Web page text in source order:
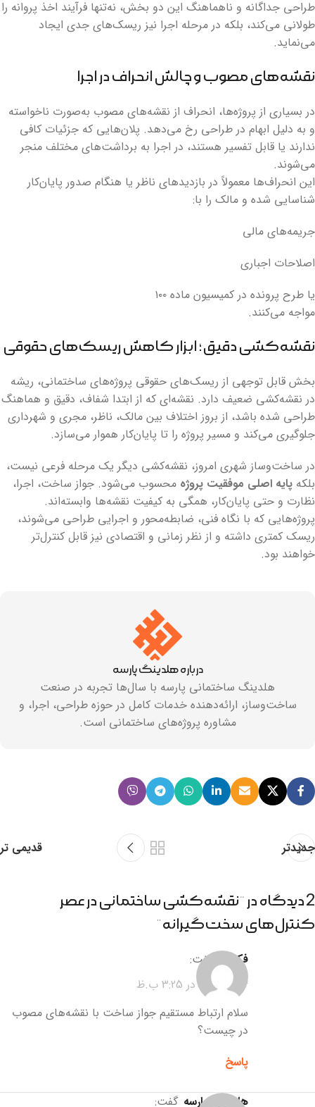
طراحی جداگانه و ناهماهنگ این دو بخش، نه‌تنها فرآیند اخذ پروانه را
طولانی می‌کند، بلکه در مرحله اجرا نیز ریسک‌های جدی ایجاد
می‌نماید.
نقشه‌های مصوب و چالش انحراف در اجرا
در بسیاری از پروژه‌ها، انحراف از نقشه‌های مصوب به‌صورت ناخواسته
و به دلیل ابهام در طراحی رخ می‌دهد. پلان‌هایی که جزئیات کافی
ندارند یا قابل تفسیر هستند، در اجرا به برداشت‌های مختلف منجر
می‌شوند.
این انحراف‌ها معمولاً در بازدیدهای ناظر یا هنگام صدور پایان‌کار
شناسایی شده و مالک را با:
جریمه‌های مالی
اصلاحات اجباری
یا طرح پرونده در کمیسیون ماده ۱۰۰
مواجه می‌کنند.
نقشه‌کشی دقیق؛ ابزار کاهش ریسک‌های حقوقی
بخش قابل توجهی از ریسک‌های حقوقی پروژه‌های ساختمانی، ریشه
در نقشه‌کشی ضعیف دارد. نقشه‌ای که از ابتدا شفاف، دقیق و هماهنگ
طراحی شده باشد، از بروز اختلاف بین مالک، ناظر، مجری و شهرداری
جلوگیری می‌کند و مسیر پروژه را تا پایان‌کار هموار می‌سازد.
در ساخت‌وساز شهری امروز، نقشه‌کشی دیگر یک مرحله فرعی نیست،
بلکه پایه اصلی موفقیت پروژه محسوب می‌شود. جواز ساخت، اجرا،
نظارت و حتی پایان‌کار، همگی به کیفیت نقشه‌ها وابسته‌اند.
پروژه‌هایی که با نگاه فنی، ضابطه‌محور و اجرایی طراحی می‌شوند،
ریسک کمتری داشته و از نظر زمانی و اقتصادی نیز قابل کنترل‌تر
خواهند بود.
درباره هلدینگ پارسه
هلدینگ ساختمانی پارسه با سال‌ها تجربه در صنعت
ساخت‌وساز، ارائه‌دهنده خدمات کامل در حوزه طراحی، اجرا، و
مشاوره پروژه‌های ساختمانی است.
جدیدتر قدیمی تر
2 دیدگاه در “
نقشه‌کشی ساختمانی در عصر
کنترل‌های سخت‌گیرانه”
فکوری
گفت:
14 دی 1404 در 3:25 ب.ظ
سلام ارتباط مستقیم جواز ساخت با نقشه‌های مصوب
در چیست؟
پاسخ
هلدینگ پارسه گفت: